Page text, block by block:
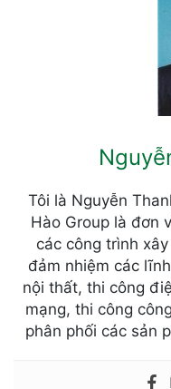
Tôi là Nguyễn
Hào Group là đơn
các công trình
đảm nhiệm các
nội thất, thi công
mạng, thi công
phân phối các sản